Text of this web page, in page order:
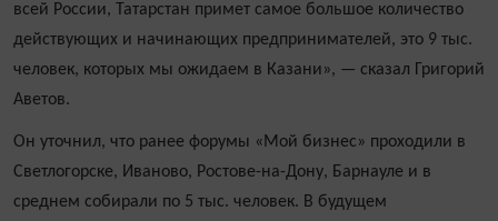
всей России, Татарстан примет самое большое количество
действующих и начинающих предпринимателей, это 9 тыс.
человек, которых мы ожидаем в Казани», — сказал Григорий
Аветов.
Он уточнил, что ранее форумы «Мой бизнес» проходили в
Светлогорске, Иваново, Ростове-на-Дону, Барнауле и в
среднем собирали по 5 тыс. человек. В будущем